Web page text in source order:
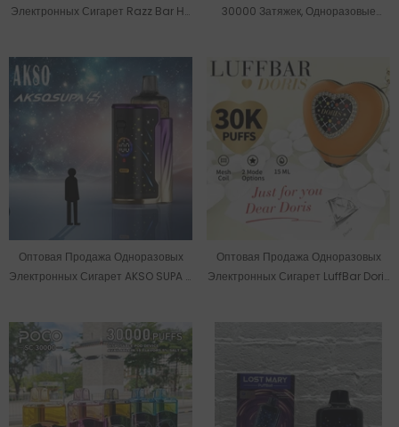
Электронных Сигарет Razz Bar На
30000 Затяжек, Одноразовые
Оптовая Продажа Одноразовых
Электронных Сигарет AKSO SUPA S
Оптовая Продажа Одноразовых
Электронных Сигарет LuffBar Doris